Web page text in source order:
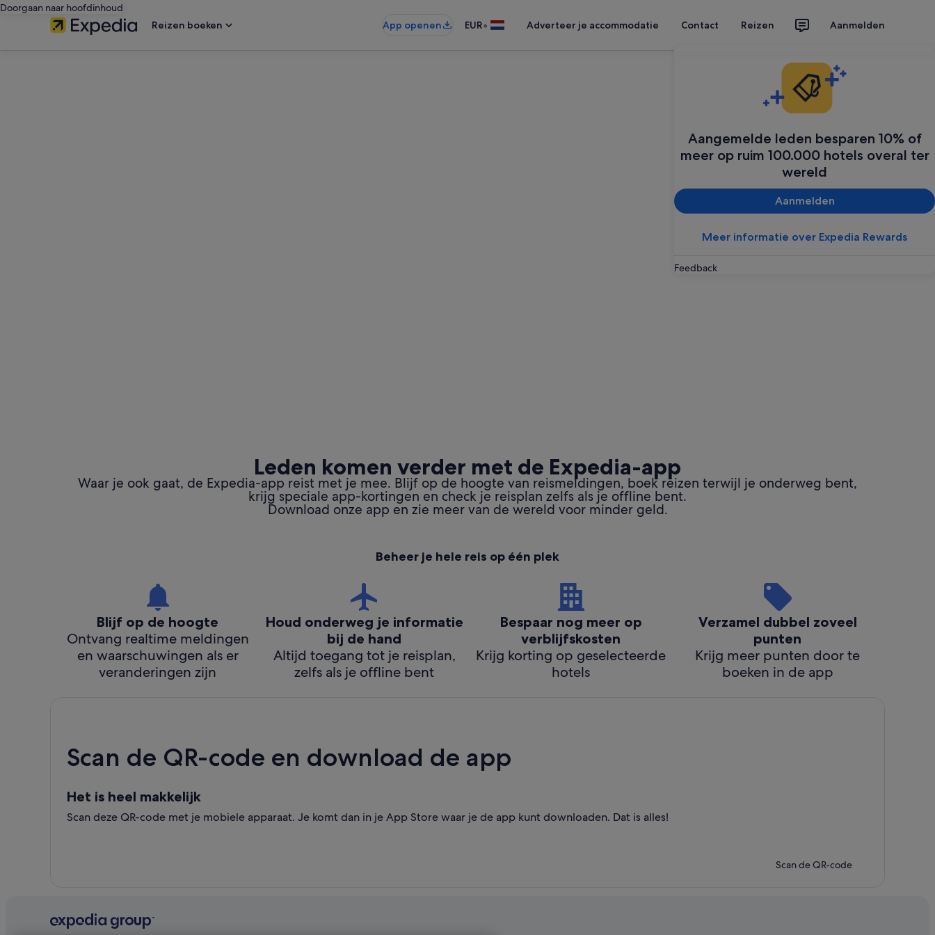
Doorgaan naar hoofdinhoud
Reizen boeken
App openen EUR• Adverteer je accommodatie Contact Reizen Aanmelden
Aangemelde leden besparen 10% of
meer op ruim 100.000 hotels overal ter
wereld
Aanmelden
Meer informatie over Expedia Rewards
Feedback
Leden komen verder met de Expedia-app
Waar je ook gaat, de Expedia-app reist met je mee. Blijf op de hoogte van reismeldingen, boek reizen terwijl je onderweg bent,
krijg speciale app-kortingen en check je reisplan zelfs als je offline bent.
Download onze app en zie meer van de wereld voor minder geld.
Beheer je hele reis op één plek
Blijf op de hoogte
Ontvang realtime meldingen
en waarschuwingen als er
veranderingen zijn
Houd onderweg je informatie
bij de hand
Altijd toegang tot je reisplan,
zelfs als je offline bent
Bespaar nog meer op
verblijfskosten
Krijg korting op geselecteerde
hotels
Verzamel dubbel zoveel
punten
Krijg meer punten door te
boeken in de app
Scan de QR-code en download de app
Het is heel makkelijk
Scan deze QR-code met je mobiele apparaat. Je komt dan in je App Store waar je de app kunt downloaden. Dat is alles!
Scan de QR-code